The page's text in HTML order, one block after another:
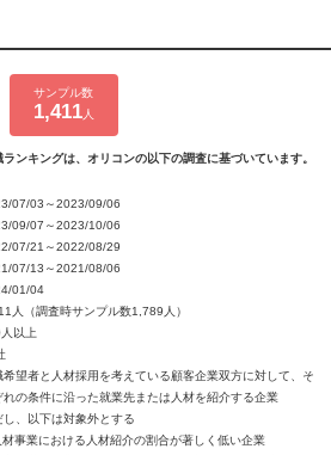
サンプル数
1,411人
ンキングは、オリコンの以下の調査に基づいています。
07/03～2023/09/06
09/07～2023/10/06
07/21～2022/08/29
07/13～2021/08/06
01/04
人（調査時サンプル数1,789人）
以上
希望者と人材採用を考えている顧客企業双方に対して、そ
れの条件に沿った就業先または人材を紹介する企業
し、以下は対象外とする
材事業における人材紹介の割合が著しく低い企業